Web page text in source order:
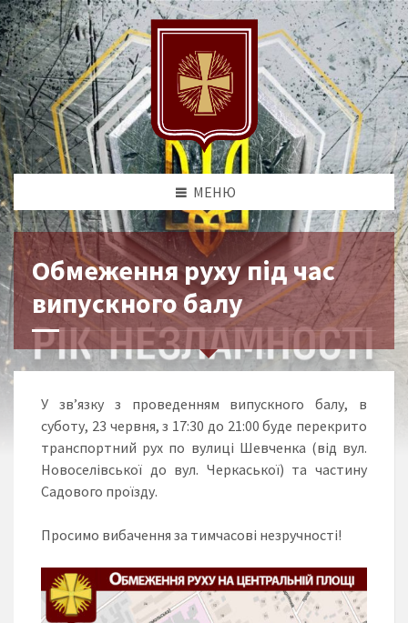
МЕНЮ
Обмеження руху під час
випускного балу
У зв’язку з проведенням випускного балу, в
суботу, 23 червня, з 17:30 до 21:00 буде перекрито
транспортний рух по вулиці Шевченка (від вул.
Новоселівської до вул. Черкаської) та частину
Садового проїзду.
Просимо вибачення за тимчасові незручності!